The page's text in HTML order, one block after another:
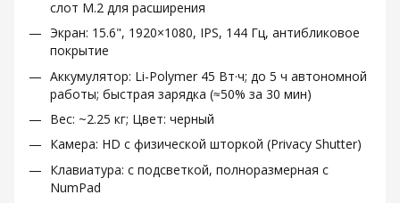
слот M.2 для расширения
Экран: 15.6", 1920×1080, IPS, 144 Гц, антибликовое
покрытие
Аккумулятор: Li-Polymer 45 Вт·ч; до 5 ч автономной
работы; быстрая зарядка (≈50% за 30 мин)
Вес: ~2.25 кг; Цвет: черный
Камера: HD с физической шторкой (Privacy Shutter)
Клавиатура: с подсветкой, полноразмерная с
NumPad